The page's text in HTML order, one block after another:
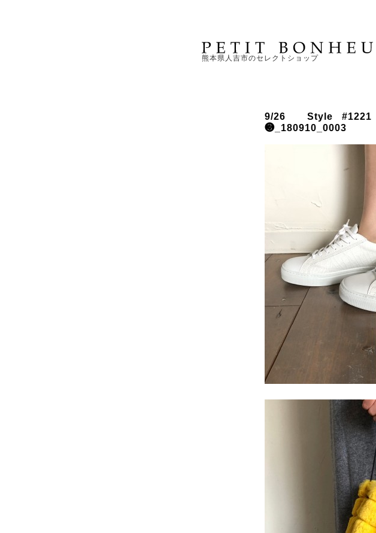
熊本県人吉市のセレクトショップ
9/26 Style #1221
❸_180910_0003